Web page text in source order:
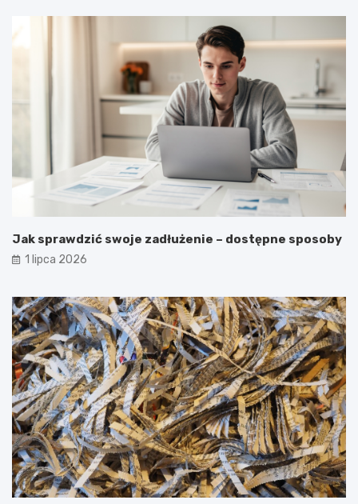
Jak sprawdzić swoje zadłużenie – dostępne sposoby
1 lipca 2026